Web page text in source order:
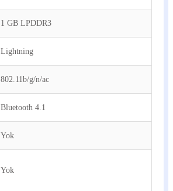
1 GB LPDDR3
Lightning
802.11b/g/n/ac
Bluetooth 4.1
Yok
Yok